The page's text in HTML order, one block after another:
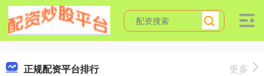
正规配资平台排行 更多